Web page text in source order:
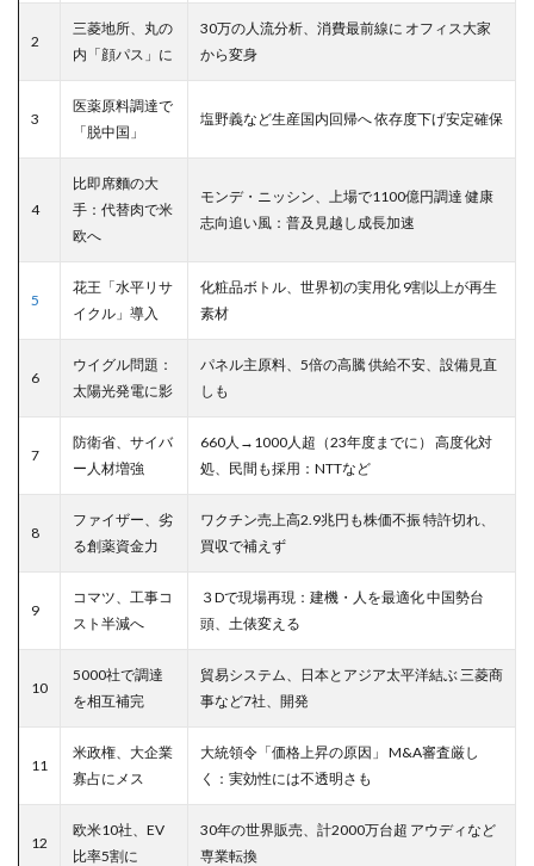
2
三菱地所、丸の
内「顔パス」に
30万の人流分析、消費最前線に オフィス大家
から変身
3
医薬原料調達で
「脱中国」
塩野義など生産国内回帰へ 依存度下げ安定確保
4
比即席麵の大
手：代替肉で米
欧へ
モンデ・ニッシン、上場で1100億円調達 健康
志向追い風：普及見越し成長加速
5
花王「水平リサ
イクル」導入
化粧品ボトル、世界初の実用化 9割以上が再生
素材
6
ウイグル問題：
太陽光発電に影
パネル主原料、5倍の高騰 供給不安、設備見直
しも
7
防衛省、サイバ
ー人材増強
660人→1000人超（23年度までに） 高度化対
処、民間も採用：NTTなど
8
ファイザー、劣
る創薬資金力
ワクチン売上高2.9兆円も株価不振 特許切れ、
買収で補えず
9
コマツ、工事コ
スト半減へ
３Dで現場再現：建機・人を最適化 中国勢台
頭、土俵変える
10
5000社で調達
を相互補完
貿易システム、日本とアジア太平洋結ぶ 三菱商
事など7社、開発
11
米政権、大企業
寡占にメス
大統領令「価格上昇の原因」 M&A審査厳し
く：実効性には不透明さも
12
欧米10社、EV
比率5割に
30年の世界販売、計2000万台超 アウディなど
専業転換